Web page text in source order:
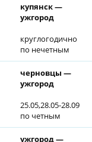
купянск —
ужгород
круглогодично
по нечетным
черновцы —
ужгород
25.05,28.05-28.09
по четным
ужгород —